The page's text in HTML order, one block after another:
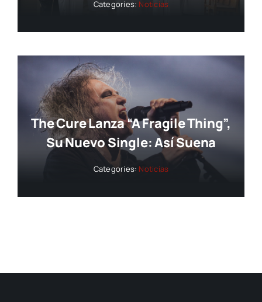
Categories: Noticias
The Cure Lanza “A Fragile Thing”,
Su Nuevo Single: Así Suena
Categories: Noticias